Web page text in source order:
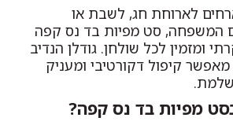
לארוחת חג, לשבת או
המשפחה, סט מפיות בד נס קפה
ומזמין לכל שולחן. גודלן הנדיב
מאפשר קיפול דקורטיבי ומעניק
מפיות בד נס קפה?